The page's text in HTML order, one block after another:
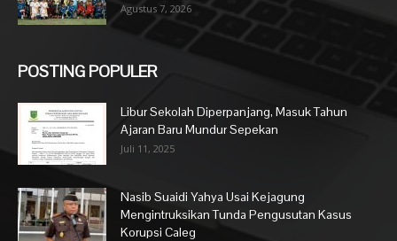
Agustus 7, 2026
POSTING POPULER
Libur Sekolah Diperpanjang, Masuk Tahun
Ajaran Baru Mundur Sepekan
Juli 11, 2025
Nasib Suaidi Yahya Usai Kejagung
Mengintruksikan Tunda Pengusutan Kasus
Korupsi Caleg